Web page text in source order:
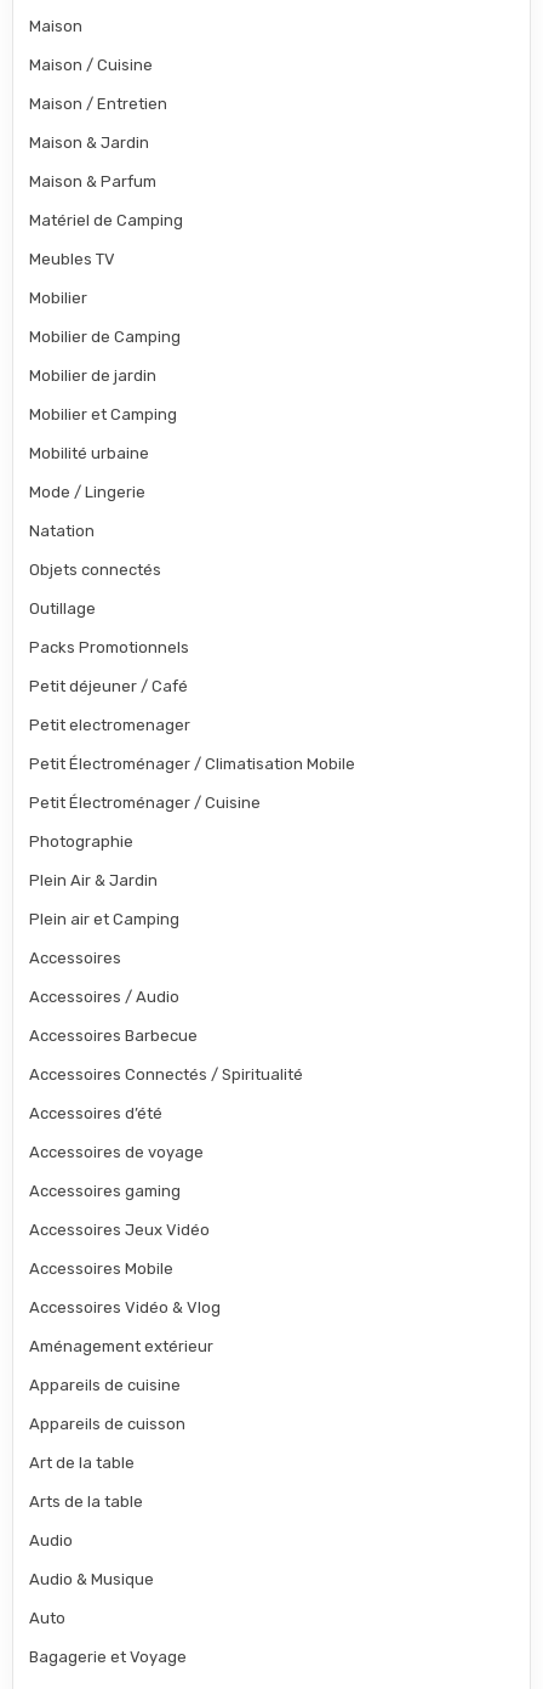
Maison
Maison / Cuisine
Maison / Entretien
Maison & Jardin
Maison & Parfum
Matériel de Camping
Meubles TV
Mobilier
Mobilier de Camping
Mobilier de jardin
Mobilier et Camping
Mobilité urbaine
Mode / Lingerie
Natation
Objets connectés
Outillage
Packs Promotionnels
Petit déjeuner / Café
Petit electromenager
Petit Électroménager / Climatisation Mobile
Petit Électroménager / Cuisine
Photographie
Plein Air & Jardin
Plein air et Camping
Accessoires
Accessoires / Audio
Accessoires Barbecue
Accessoires Connectés / Spiritualité
Accessoires d’été
Accessoires de voyage
Accessoires gaming
Accessoires Jeux Vidéo
Accessoires Mobile
Accessoires Vidéo & Vlog
Aménagement extérieur
Appareils de cuisine
Appareils de cuisson
Art de la table
Arts de la table
Audio
Audio & Musique
Auto
Bagagerie et Voyage